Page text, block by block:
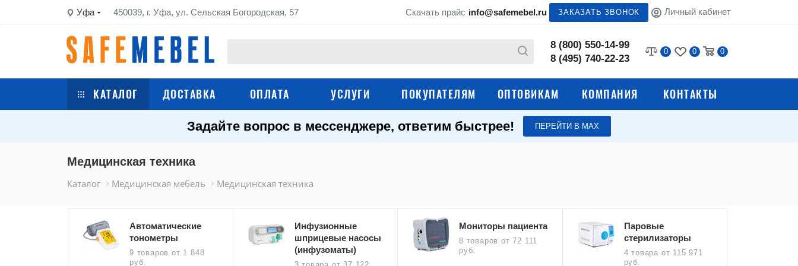
Уфа 450039, г. Уфа, ул. Сельская Богородская, 57 Скачать прайс info@safemebel.ru ЗАКАЗАТЬ ЗВОНОК Личный кабинет
8 (800) 550-14-99
8 (495) 740-22-23
0 0 0
КАТАЛОГ
Шкафы металлические
Стеллажи металлические
Верстаки
Тележки
Медицинские шкафы
Мебель для кабинетов и
Медицинские тумбы Медицинские ширмы
Медицинские штативы и
стойки
Медицинские стулья и
ДОСТАВКА ОПЛАТА УСЛУГИ ПОКУПАТЕЛЯМ ОПТОВИКАМ КОМПАНИЯ КОНТАКТЫ
Задайте вопрос в мессенджере, ответим быстрее! ПЕРЕЙТИ В МАХ
Медицинская техника
Каталог Медицинская мебель Медицинская техника
Автоматические
тонометры
9 товаров от 1 848
руб.
Инфузионные
шприцевые насосы
(инфузоматы)
Мониторы пациента
8 товаров от 72 111
руб.
Паровые
стерилизаторы
4 товара от 115 971
руб.